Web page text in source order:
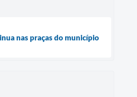
nas praças do município